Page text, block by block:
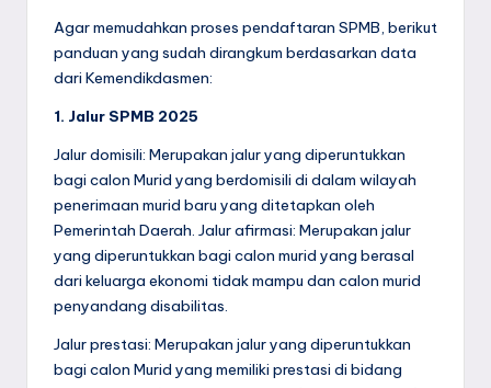
Agar memudahkan proses pendaftaran SPMB, berikut
panduan yang sudah dirangkum berdasarkan data
dari Kemendikdasmen:
1. Jalur SPMB 2025
Jalur domisili: Merupakan jalur yang diperuntukkan
bagi calon Murid yang berdomisili di dalam wilayah
penerimaan murid baru yang ditetapkan oleh
Pemerintah Daerah. Jalur afirmasi: Merupakan jalur
yang diperuntukkan bagi calon murid yang berasal
dari keluarga ekonomi tidak mampu dan calon murid
penyandang disabilitas.
Jalur prestasi: Merupakan jalur yang diperuntukkan
bagi calon Murid yang memiliki prestasi di bidang